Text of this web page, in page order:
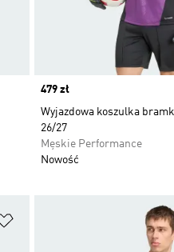
Price
479 zł
Wyjazdowa koszulka
26/27
Męskie Performance
Nowość